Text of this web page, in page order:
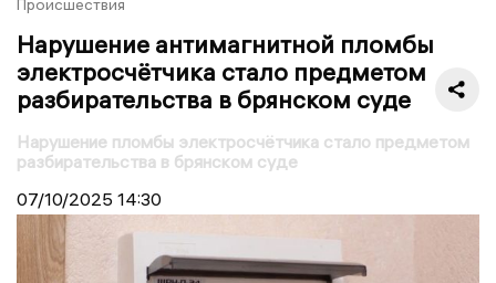
Происшествия
Нарушение антимагнитной пломбы
электросчётчика стало предметом
разбирательства в брянском суде
Нарушение пломбы электросчётчика стало предметом
разбирательства в брянском суде
07/10/2025 14:30